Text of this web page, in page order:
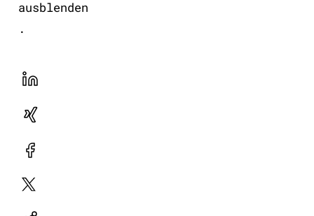
ausblenden
.
LinekdIn
Xing
Facebook
Plattform